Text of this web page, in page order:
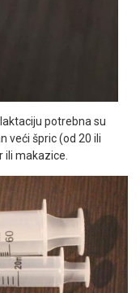
potrebna su
veći špric (od 20 ili
ili makazice.